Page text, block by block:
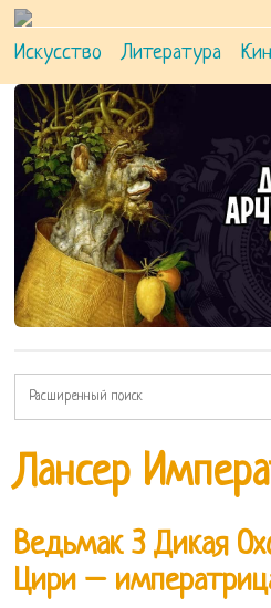
Искусство Литература
Лансер
Ведьмак 3 Дикая
Цири –